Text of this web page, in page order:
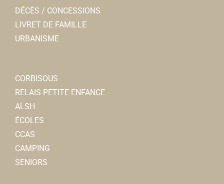
DÉCÈS / CONCESSIONS
LIVRET DE FAMILLE
URBANISME
CORBISOUS
RELAIS PETITE ENFANCE
ALSH
ÉCOLES
CCAS
CAMPING
SENIORS